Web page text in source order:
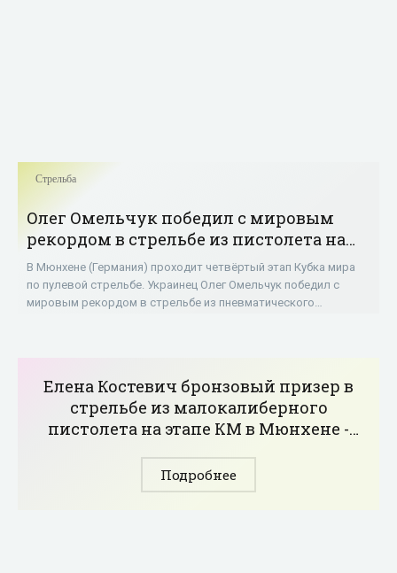
Стрельба
Олег Омельчук победил с мировым
рекордом в стрельбе из пистолета на
этапе КМ в Мюнхене - «Стрельба»
В Мюнхене (Германия) проходит четвёртый этап Кубка мира
по пулевой стрельбе. Украинец Олег Омельчук победил с
мировым рекордом в стрельбе из пневматического
Елена Костевич бронзовый призер в
стрельбе из малокалиберного
пистолета на этапе КМ в Мюнхене -
Подробнее